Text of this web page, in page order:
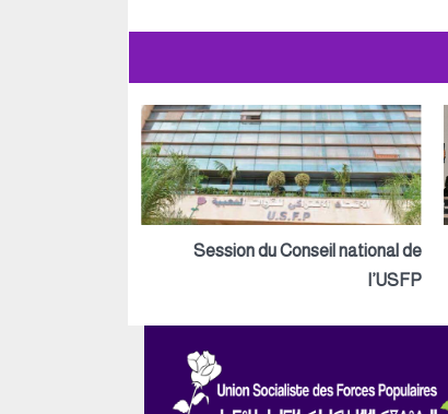
Session du Conseil national de
l’USFP